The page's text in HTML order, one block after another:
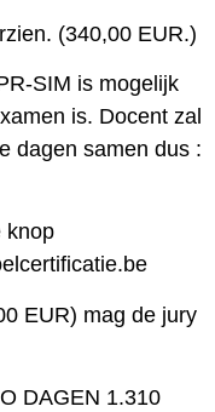
(340,00 EUR.)
SIM is mogelijk
is. Docent zal
dagen samen dus :
knop
EUR) mag de jury
DAGEN 1.310